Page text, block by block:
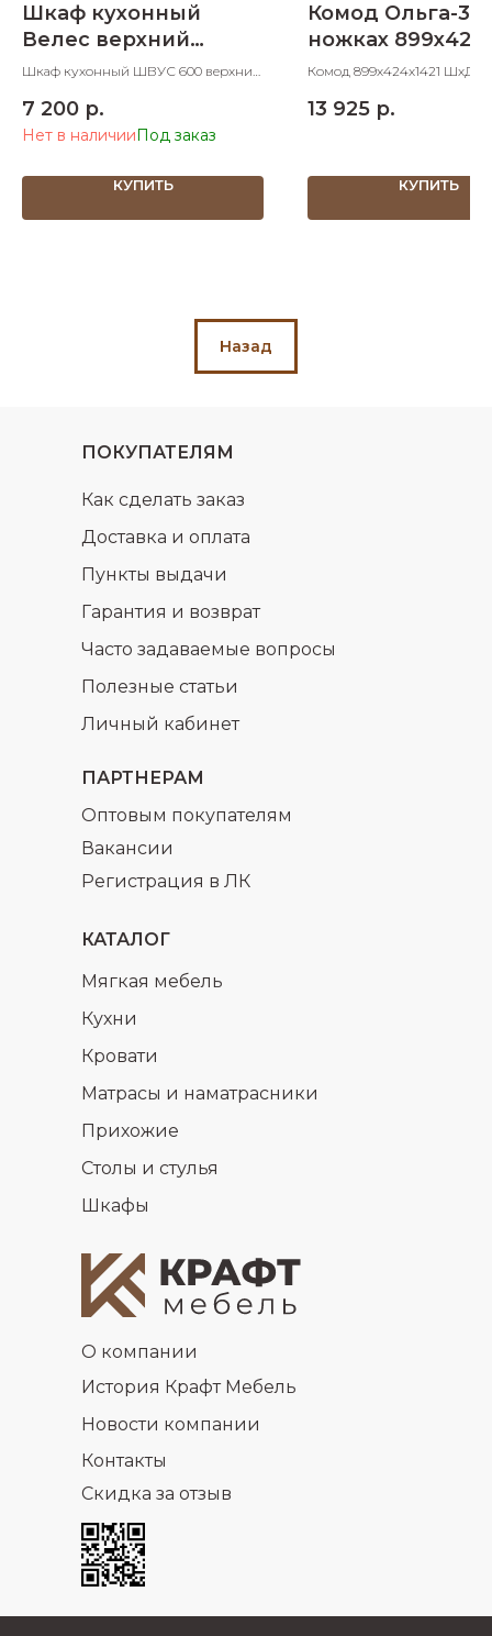
Шкаф кухонный
Велес верхний
угловой со стеклом
Шкаф кухонный ШВУС 600 верхний
ШхДхВ
7 200 р.
Нет в наличии
КУПИТЬ
Комод Ольга-3
ножках
Комод 899х424х1421 ШхДхВ
13 925 р.
КУПИТЬ
Назад
ПАРТНЕРАМ
Регистрация в ЛК
Оптовым покупателям
Вакансии
КАТАЛОГ
Кухни
Мягкая мебель
Кровати
Матрасы и наматрасники
Прихожие
Столы и стулья
Шкафы
ПОКУПАТЕЛЯМ
Доставка и оплата
Часто задаваемые вопросы
Гарантия и возврат
Полезные статьи
Пункты выдачи
Как сделать заказ
Личный кабинет
О компании
История Крафт Мебель
Новости компании
Контакты
Скидка за отзыв